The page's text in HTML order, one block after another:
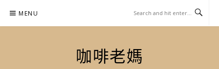
content
MENU
咖啡老媽